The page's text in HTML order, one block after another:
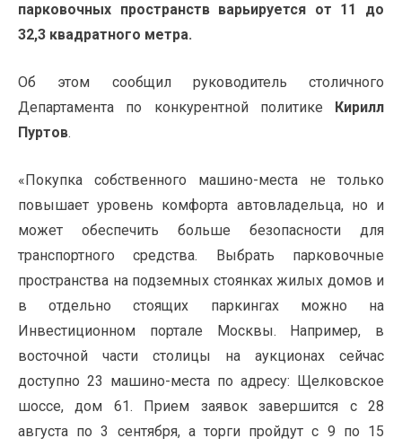
парковочных пространств варьируется от 11 до
32,3 квадратного метра.
Об этом сообщил руководитель столичного
Департамента по конкурентной политике Кирилл
Пуртов.
«Покупка собственного машино-места не только
повышает уровень комфорта автовладельца, но и
может обеспечить больше безопасности для
транспортного средства. Выбрать парковочные
пространства на подземных стоянках жилых домов и
в отдельно стоящих паркингах можно на
Инвестиционном портале Москвы. Например, в
восточной части столицы на аукционах сейчас
доступно 23 машино-места по адресу: Щелковское
шоссе, дом 61. Прием заявок завершится с 28
августа по 3 сентября, а торги пройдут с 9 по 15